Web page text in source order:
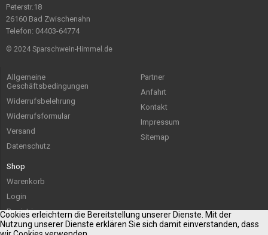
Peterstr.18
26160 Bad Zwischenahn
Telefon: 04403-64774
© 2024 Sparschwein-Himmel.de
Allgemeine
Geschäftsbedingungen
Widerrufsbelehrung
Widerrufsformular
Versand
Datenschutz
Partner
Anfahrt
Kontakt
Impressum
Sitemap
Shop
Warenkorb
Login
Registrieren
Cookies erleichtern die Bereitstellung unserer Dienste. Mit der
Nutzung unserer Dienste erklären Sie sich damit einverstanden, dass